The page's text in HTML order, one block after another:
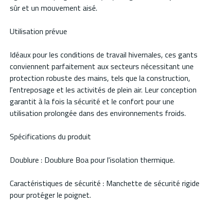
sûr et un mouvement aisé.
Utilisation prévue
Idéaux pour les conditions de travail hivernales, ces gants
conviennent parfaitement aux secteurs nécessitant une
protection robuste des mains, tels que la construction,
l'entreposage et les activités de plein air. Leur conception
garantit à la fois la sécurité et le confort pour une
utilisation prolongée dans des environnements froids.
Spécifications du produit
Doublure : Doublure Boa pour l'isolation thermique.
Caractéristiques de sécurité : Manchette de sécurité rigide
pour protéger le poignet.